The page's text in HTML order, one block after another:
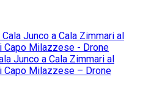
Junco a Cala Zimmari al
Milazzese – Drone